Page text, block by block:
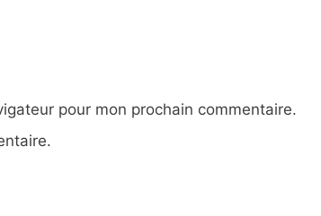
pour mon prochain commentaire.